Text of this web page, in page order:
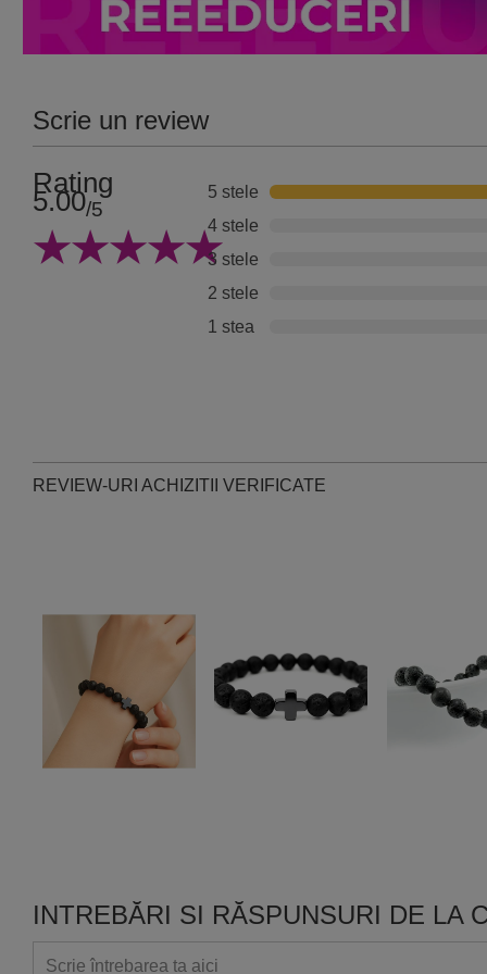
Scrie un review
Rating
5.00/5
5 stele
4 stele
3 stele
2 stele
1 stea
REVIEW-URI ACHIZITII VERIFICATE
INTREBĂRI SI RĂSPUNSURI DE LA